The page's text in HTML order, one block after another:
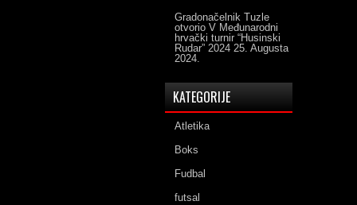
Gradonačelnik Tuzle
otvorio V Međunarodni
hrvački turnir “Husinski
Rudar” 2024 25. Augusta
2024.
KATEGORIJE
Atletika
Boks
Fudbal
futsal